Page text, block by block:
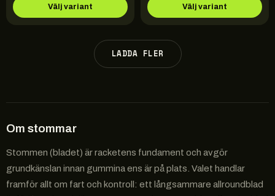
Välj variant Välj variant
LADDA FLER
Om stommar
Stommen (bladet) är racketens fundament och avgör
grundkänslan innan gummina ens är på plats. Valet handlar
framför allt om fart och kontroll: ett långsammare allroundblad